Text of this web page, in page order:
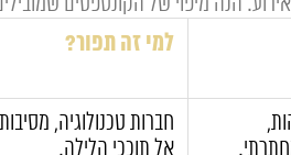
למי זה תפור?
חברות טכנולוגיה,
אל תוככי הלילה.